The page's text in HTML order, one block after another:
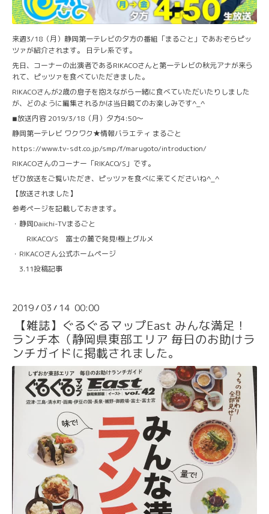
来週3/18（月）静岡第一テレビの夕方の番組「まるごと」であおぞらピッ
ツァが紹介されます。 日テレ系です。
先日、コーナーの出演者であるRIKACOさんと第一テレビの秋元アナが来ら
れて、ピッツァを食べていただきました。
RIKACOさんが2歳の息子を抱えながら一緒に食べていただいたりしました
が、どのように編集されるかは当日観てのお楽しみです^_^
◾︎放送内容 2019/3/18（月）夕方4:50〜
静岡第一テレビ ワクワク★情報バラエティ まるごと
https://www.tv-sdt.co.jp/smp/f/marugoto/introduction/
RIKACOさんのコーナー「RIKACO/S」です。
ぜひ放送をご覧いただき、ピッツァを食べに来てくださいね^_^
【放送されました】
参考ページを記載しておきます。
・静岡Daiichi-TVまるごと
RIKACO/S 富士の麓で発見!極上グルメ
・RIKACOさん公式ホームページ
3.11投稿記事
2019/03 / 14 00:00
【雑誌】ぐるぐるマップEast みんな満足！
ランチ本（静岡県東部エリア 毎日のお助けラ
ンチガイドに掲載されました。